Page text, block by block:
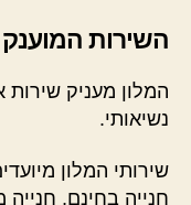
השירות המוענק
נשיאותי.
שירותי המלון
חנייה בחינם, חנייה